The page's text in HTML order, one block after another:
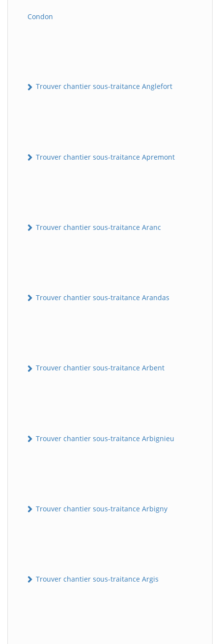
Condon
Trouver chantier sous-traitance Anglefort
Trouver chantier sous-traitance Apremont
Trouver chantier sous-traitance Aranc
Trouver chantier sous-traitance Arandas
Trouver chantier sous-traitance Arbent
Trouver chantier sous-traitance Arbignieu
Trouver chantier sous-traitance Arbigny
Trouver chantier sous-traitance Argis